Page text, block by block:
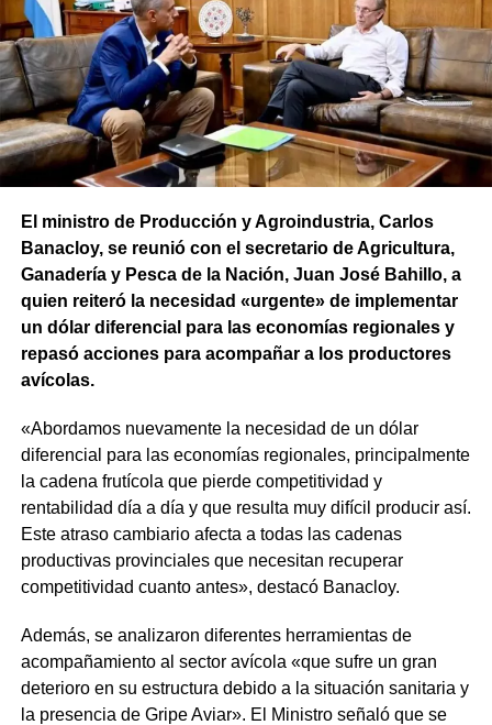
El ministro de Producción y Agroindustria, Carlos
Banacloy, se reunió con el secretario de Agricultura,
Ganadería y Pesca de la Nación, Juan José Bahillo, a
quien reiteró la necesidad «urgente» de implementar
un dólar diferencial para las economías regionales y
repasó acciones para acompañar a los productores
avícolas.
«Abordamos nuevamente la necesidad de un dólar
diferencial para las economías regionales, principalmente
la cadena frutícola que pierde competitividad y
rentabilidad día a día y que resulta muy difícil producir así.
Este atraso cambiario afecta a todas las cadenas
productivas provinciales que necesitan recuperar
competitividad cuanto antes», destacó Banacloy.
Además, se analizaron diferentes herramientas de
acompañamiento al sector avícola «que sufre un gran
deterioro en su estructura debido a la situación sanitaria y
la presencia de Gripe Aviar». El Ministro señaló que se